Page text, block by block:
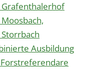
Ausbildung